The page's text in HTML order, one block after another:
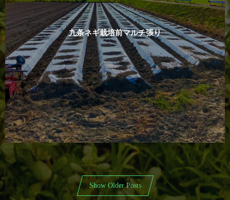
九条ネギ栽培前マルチ張り
Show Older Posts